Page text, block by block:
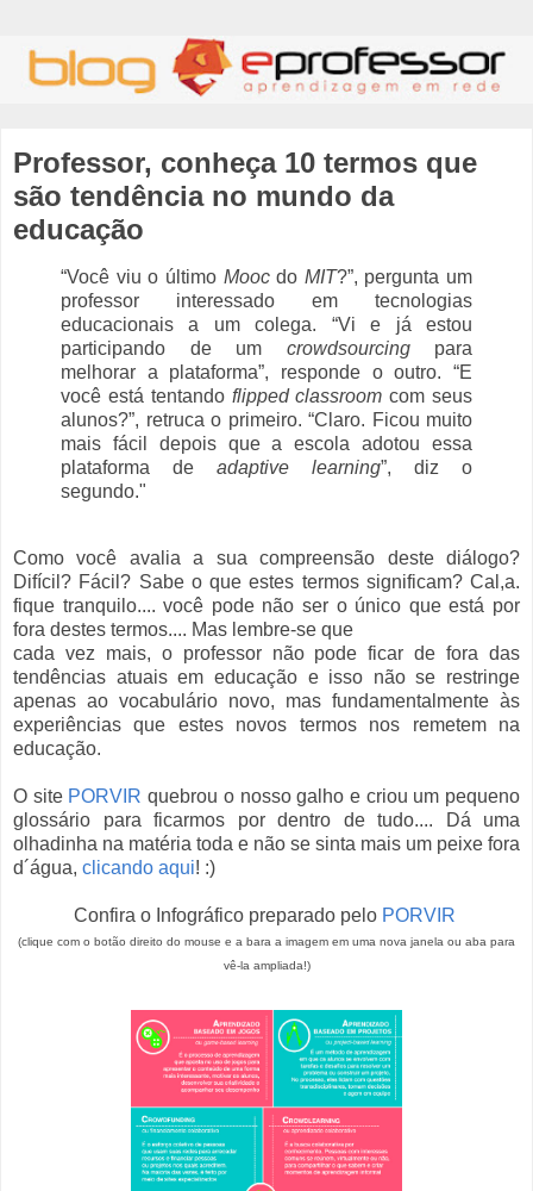
Professor, conheça 10 termos que
são tendência no mundo da
educação
“Você viu o último Moocdo MIT?”, pergunta um
professor interessado em tecnologias
educacionais a um colega. “Vi e já estou
participando de um crowdsourcingpara
melhorar a plataforma”, responde o outro. “E
você está tentando flipped classroom com seus
alunos?”, retruca o primeiro. “Claro. Ficou muito
mais fácil depois que a escola adotou essa
plataforma de adaptive learning”, diz o
segundo."
Como você avalia a sua compreensão deste diálogo?
Difícil? Fácil? Sabe o que estes termos significam? Cal,a.
fique tranquilo.... você pode não ser o único que está por
fora destes termos.... Mas lembre-se que
cada vez mais, o professor não pode ficar de fora das
tendências atuais em educação e isso não se restringe
apenas ao vocabulário novo, mas fundamentalmente às
experiências que estes novos termos nos remetem na
educação.
O site PORVIR quebrou o nosso galho e criou um pequeno
glossário para ficarmos por dentro de tudo.... Dá uma
olhadinha na matéria toda e não se sinta mais um peixe fora
d´água, clicando aqui! :)
Confira o Infográfico preparado pelo PORVIR
(clique com o botão direito do mouse e a bara a imagem em uma nova janela ou aba para
vê-la ampliada!)